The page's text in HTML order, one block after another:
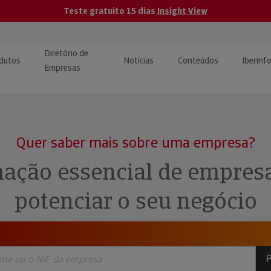
Teste gratuito 15 dias Insight View
de Créditos
Diretório de
Empresas
Notícias Conteúdos
Quer saber mais sobre uma empresa?
essencial de
potenciar o seu negócio